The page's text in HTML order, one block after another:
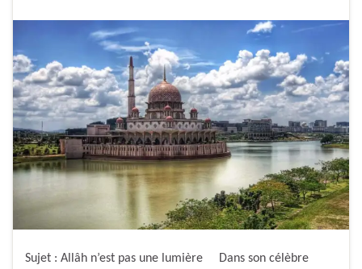
Sujet : Allâh n’est pas une lumière Dans son célèbre